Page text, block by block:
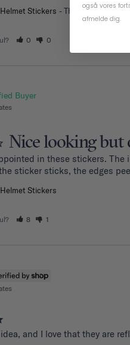
Stickers Thousand Jr.
0 0
Nice looking but
in these stickers.
sticker sticks, the edges
Stickers
8 1
and I love that they are
også vores
afmelde dig.